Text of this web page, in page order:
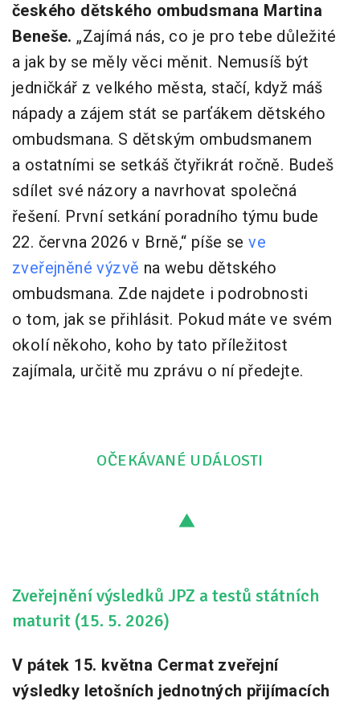
českého dětského ombudsmana Martina
Beneše. „Zajímá nás, co je pro tebe důležité
a jak by se měly věci měnit. Nemusíš být
jedničkář z velkého města, stačí, když máš
nápady a zájem stát se parťákem dětského
ombudsmana. S dětským ombudsmanem
a ostatními se setkáš čtyřikrát ročně. Budeš
sdílet své názory a navrhovat společná
řešení. První setkání poradního týmu bude
22. června 2026 v Brně,“ píše seve
zveřejněné výzvě na webu dětského
ombudsmana. Zde najdete i podrobnosti
o tom, jak se přihlásit. Pokud máte ve svém
okolí někoho, koho by tato příležitost
zajímala, určitě mu zprávu o ní předejte.
OČEKÁVANÉ UDÁLOSTI
Zveřejnění výsledků JPZ a testů státních
maturit (15. 5. 2026)
V pátek 15. května Cermat zveřejní
výsledky letošních jednotných přijímacích